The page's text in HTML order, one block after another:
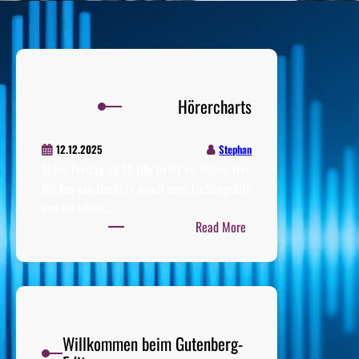
Hörercharts
12.12.2025 Stephan
Read More
Hörercharts
Willkommen beim Gutenberg-